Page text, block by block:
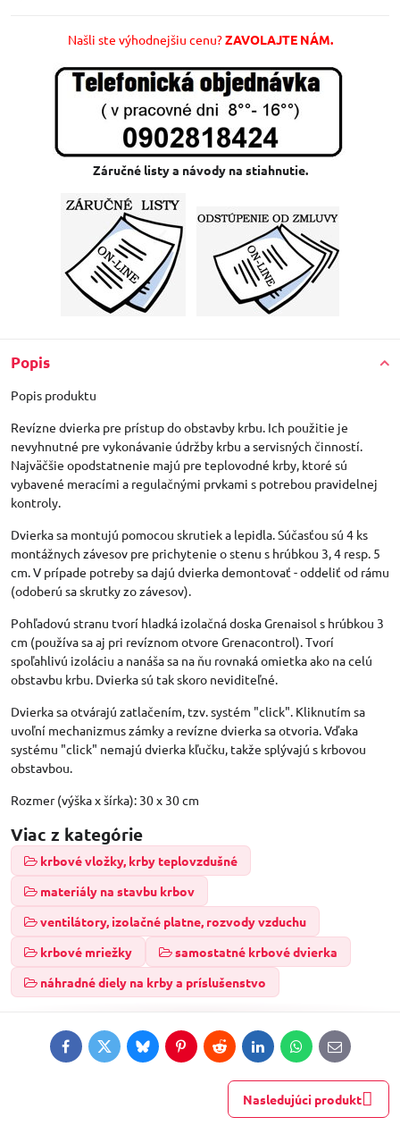
Našli ste výhodnejšiu cenu?ZAVOLAJTE NÁM.
Záručné listy a návody na stiahnutie.
Popis
Popis produktu
Revízne dvierka pre prístup do obstavby krbu. Ich použitie je
nevyhnutné pre vykonávanie údržby krbu a servisných činností.
Najväčšie opodstatnenie majú pre teplovodné krby, ktoré sú
vybavené meracími a regulačnými prvkami s potrebou pravidelnej
kontroly.
Dvierka sa montujú pomocou skrutiek a lepidla. Súčasťou sú 4 ks
montážnych závesov pre prichytenie o stenu s hrúbkou 3, 4 resp. 5
cm. V prípade potreby sa dajú dvierka demontovať - oddeliť od rámu
(odoberú sa skrutky zo závesov).
Pohľadovú stranu tvorí hladká izolačná doska Grenaisol s hrúbkou 3
cm (používa sa aj pri revíznom otvore Grenacontrol). Tvorí
spoľahlivú izoláciu a nanáša sa na ňu rovnaká omietka ako na celú
obstavbu krbu. Dvierka sú tak skoro neviditeľné.
Dvierka sa otvárajú zatlačením, tzv. systém "click". Kliknutím sa
uvoľní mechanizmus zámky a revízne dvierka sa otvoria. Vďaka
systému "click" nemajú dvierka kľučku, takže splývajú s krbovou
obstavbou.
Rozmer (výška x šírka): 30 x 30 cm
Viac z kategórie
krbové vložky, krby teplovzdušné
materiály na stavbu krbov
ventilátory, izolačné platne, rozvody vzduchu
krbové mriežky
samostatné krbové dvierka
náhradné diely na krby a príslušenstvo
FacebookTwitterBlueskyPinterestRedditLinkedInWhatsApp
E-
mail
Nasledujúci produkt